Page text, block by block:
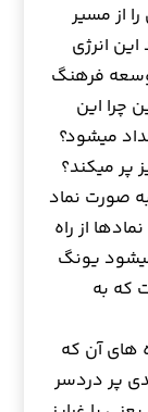
از مسير
انرژي
فرهنگ
چرا اين
ميشود؟
پر ميكند؟
صورت نماد
از راه
يونگ
كه به
هاي آن كه
پر دردسر